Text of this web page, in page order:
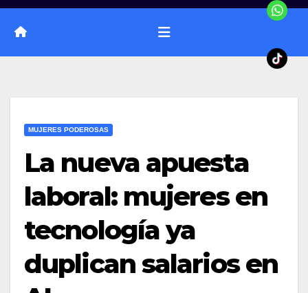
MUJERES PODEROSAS
La nueva apuesta
laboral: mujeres en
tecnología ya
duplican salarios en